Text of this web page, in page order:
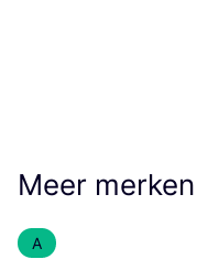
Meer merken
A